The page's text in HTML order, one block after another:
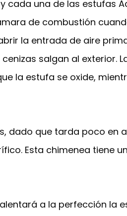
cada una de las estufas
de combustión
la entrada de aire
salgan al exterior.
la estufa se oxide,
dado que tarda poco en
Esta chimenea tiene
a la perfección la